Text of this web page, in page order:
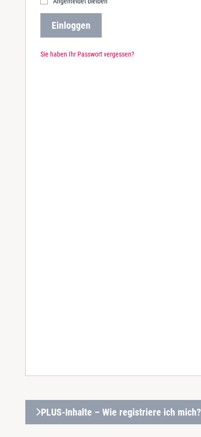
d
Einloggen
Sie haben Ihr Passwort vergessen?
PLUS-Inhalte – Wie registriere ich mich?